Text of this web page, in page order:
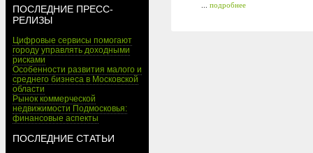
ПОСЛЕДНИЕ ПРЕСС-
РЕЛИЗЫ
Цифровые сервисы помогают
городу управлять доходными
рисками
Особенности развития малого и
среднего бизнеса в Московской
области
Рынок коммерческой
недвижимости Подмосковья:
финансовые аспекты
ПОСЛЕДНИЕ СТАТЬИ
подробнее